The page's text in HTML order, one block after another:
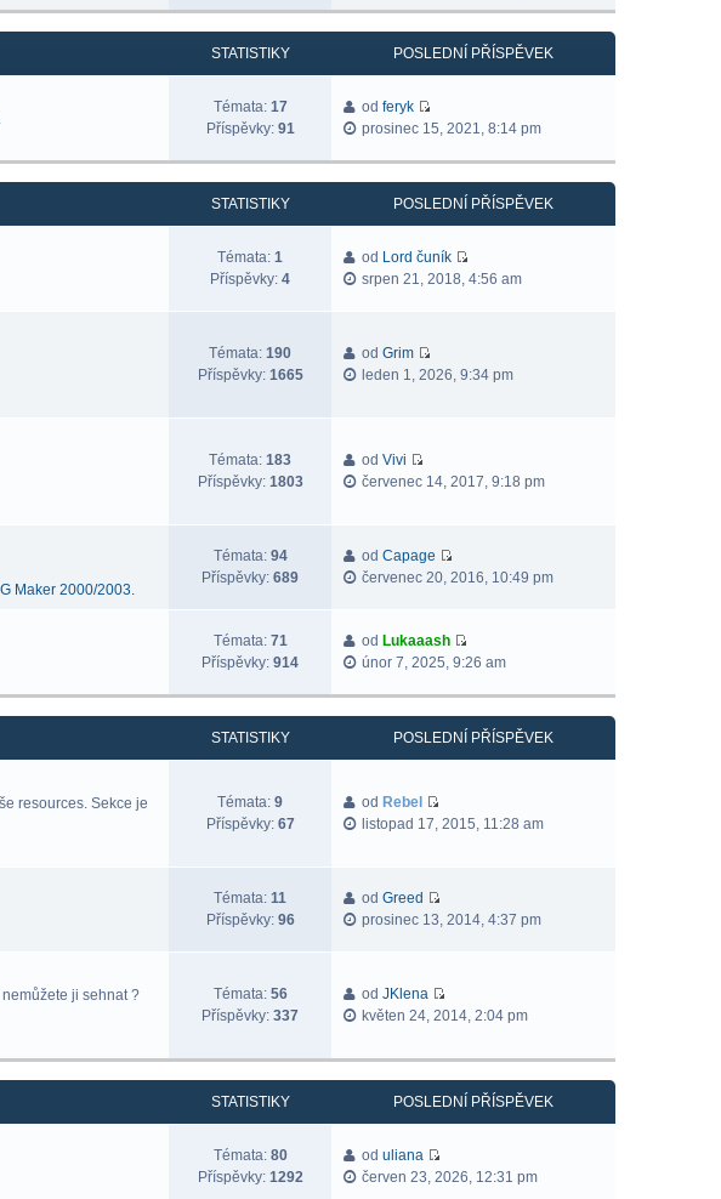
STATISTIKY POSLEDNÍ PŘÍSPĚVEK
Témata: 17
Příspěvky: 91
odferyk
prosinec 15, 2021, 8:14 pm
STATISTIKY POSLEDNÍ PŘÍSPĚVEK
Témata: 1
Příspěvky: 4
od Lord čuník
srpen 21, 2018, 4:56 am
Témata: 190
Příspěvky: 1665
odGrim
leden 1, 2026, 9:34 pm
Témata: 183
Příspěvky: 1803
odVivi
červenec 14, 2017, 9:18 pm
Maker 2000/2003.
Témata: 94
Příspěvky: 689
odCapage
červenec 20, 2016, 10:49 pm
Témata: 71
Příspěvky: 914
od Lukaaash
únor 7, 2025, 9:26 am
STATISTIKY POSLEDNÍ PŘÍSPĚVEK
resources. Sekce je
Témata: 9
Příspěvky: 67
od Rebel
listopad 17, 2015, 11:28 am
Témata: 11
Příspěvky: 96
odGreed
prosinec 13, 2014, 4:37 pm
ji sehnat ?
Témata: 56
Příspěvky: 337
odJKlena
květen 24, 2014, 2:04 pm
STATISTIKY POSLEDNÍ PŘÍSPĚVEK
Témata: 80
Příspěvky: 1292
oduliana
červen 23, 2026, 12:31 pm